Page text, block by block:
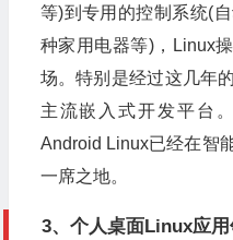
等)到专用的控制系统(
种家用电器等)，Linux
场。特别是经过这几年
主流嵌入式开发平台
Android Linux已经在智
一席之地。
3、个人桌面Linux应用